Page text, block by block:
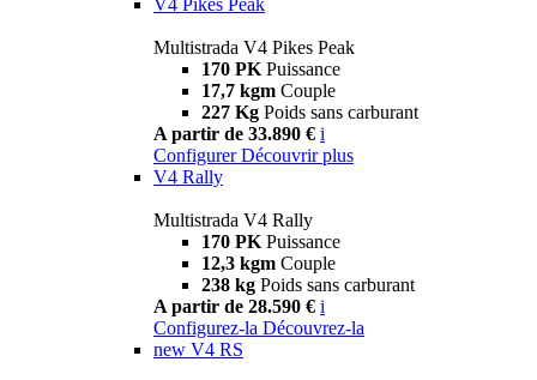
Multistrada V4 Pikes Peak
170 PK Puissance
17,7 kgm Couple
227 Kg Poids sans carburant
A partir de 33.890 € i
Configurer Découvrir plus
V4 Rally
Multistrada V4 Rally
170 PK Puissance
12,3 kgm Couple
238 kg Poids sans carburant
A partir de 28.590 € i
Configurez-la Découvrez-la
new V4 RS